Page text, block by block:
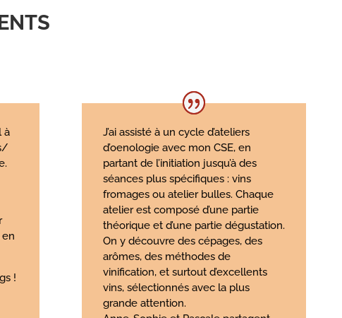
à
!
J’ai assisté à un cycle d’ateliers
d’oenologie avec mon CSE, en
partant de l’initiation jusqu’à des
séances plus spécifiques : vins
fromages ou atelier bulles. Chaque
atelier est composé d’une partie
théorique et d’une partie dégustation.
On y découvre des cépages, des
arômes, des méthodes de
vinification, et surtout d’excellents
vins, sélectionnés avec la plus
grande attention.